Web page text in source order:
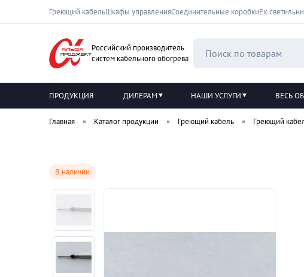
Греющий кабельШкафы управленияСоединительные коробкиЕх
Российский производитель
систем кабельного обогрева
ПРОДУКЦИЯ ДИЛЕРАМ НАШИ УСЛУГИ ВЕСЬ
Главная Каталог продукции Греющий кабель Греющий
В наличии